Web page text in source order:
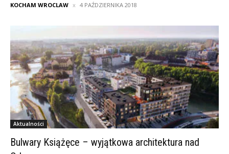
KOCHAM WROCLAW 4 PAŹDZIERNIKA 2018
Aktualności
Bulwary Książęce – wyjątkowa architektura nad